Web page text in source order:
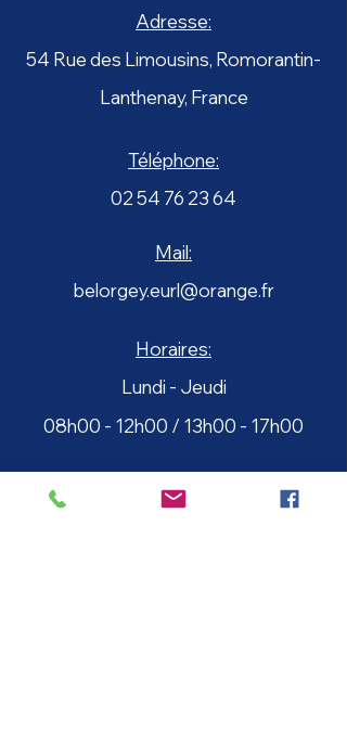
Adresse:
54 Rue des Limousins, Romorantin-
Lanthenay, France
Mail:
belorgey.eurl@orange.fr
Horaires:
Lundi - Jeudi
08h00 - 12h00 / 13h00 - 17h00
Téléphone:
02 54 76 23 64